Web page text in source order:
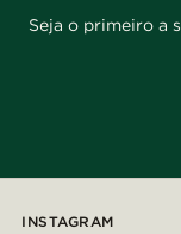
Seja o primeiro a
INSTAGRAM